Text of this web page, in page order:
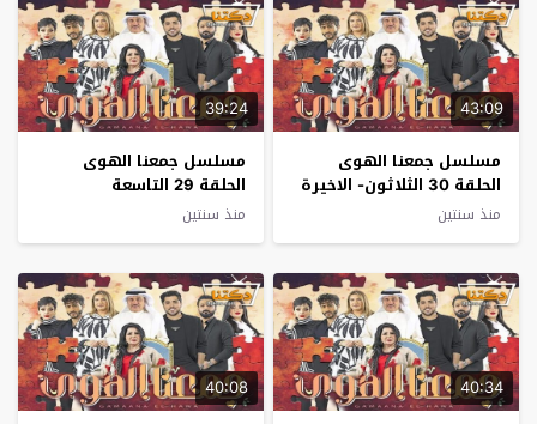
43:09
مسلسل جمعنا الهوى
الحلقة 30 الثلاثون- الاخيرة
منذ سنتين
39:24
مسلسل جمعنا الهوى
الحلقة 29 التاسعة
والعشرون
منذ سنتين
40:34
40:08